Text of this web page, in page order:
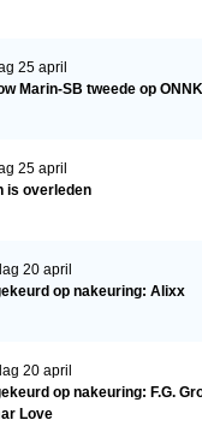
Regio West
Zuid
25 april
Marin-SB tweede op ONNK
25 april
is overleden
20 april
op nakeuring: Alixx
20 april
op nakeuring: F.G.
Love